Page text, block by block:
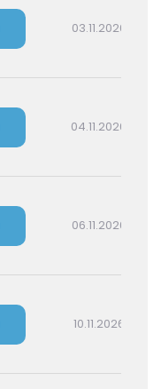
03.11.2026 16:00
04.11.2026 14:30
06.11.2026 16:00
10.11.2026 16:00